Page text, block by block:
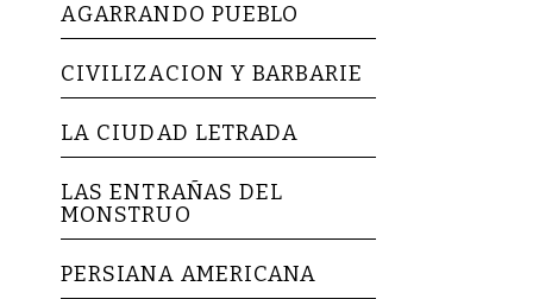
AGARRANDO PUEBLO
CIVILIZACION Y BARBARIE
LA CIUDAD LETRADA
LAS ENTRAÑAS DEL
MONSTRUO
PERSIANA AMERICANA